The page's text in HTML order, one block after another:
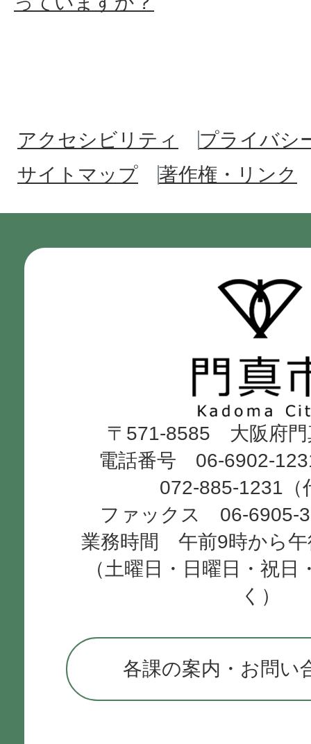
アクセシビリティ
プライバシ
サイトマップ
著作権・リンク
市
Kadoma
City
〒571-8585 大阪府門
電話番号 06-6902-
072-885-1231（
ファックス 06-6905-
業務時間 午前9時から午
（土曜日・日曜日・祝日
く）
各課の案内・お問い